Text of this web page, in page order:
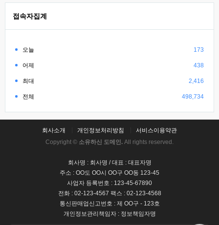
접속자집계
오늘 173
어제 438
최대 2,416
전체 498,734
회사소개 개인정보처리방침
서비스이용약관
Copyright © 소유하신 도메인. All rights reserved.
회사명 : 회사명 / 대표 : 대표자명
주소 : OO도 OO시 OO구 OO동 123-45
사업자 등록번호 : 123-45-67890
전화 : 02-123-4567 팩스 : 02-123-4568
통신판매업신고번호 : 제 OO구 - 123호
개인정보관리책임자 : 정보책임자명